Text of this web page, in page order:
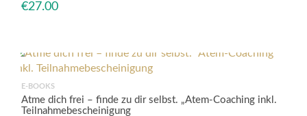
€27.00
E-BOOKS
Atme dich frei – finde zu dir selbst. „Atem-Coaching inkl.
Teilnahmebescheinigung